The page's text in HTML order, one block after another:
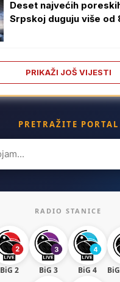
Deset najvećih
Srpskoj duguju više od
PRIKAŽI JOŠ VIJESTI
PRETRAŽITE PORTAL
RADIO STANICE
BiG 2 BiG 3 BiG 4